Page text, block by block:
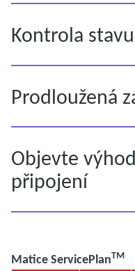
Kontrola stavu
Prodloužená
Objevte
připojení
Matice ServicePlanTM